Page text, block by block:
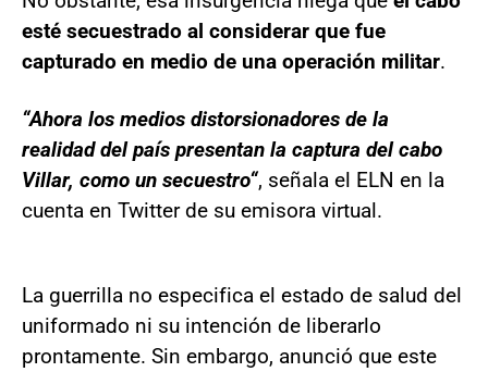
esté secuestrado al considerar que fue
capturado en medio de una operación militar.
“Ahora los medios distorsionadores de la
realidad del país presentan la captura del cabo
Villar, como un secuestro“, señala el ELN en la
cuenta en Twitter de su emisora virtual.
La guerrilla no especifica el estado de salud del
uniformado ni su intención de liberarlo
prontamente. Sin embargo, anunció que este